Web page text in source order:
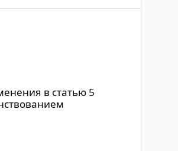
в статью 5